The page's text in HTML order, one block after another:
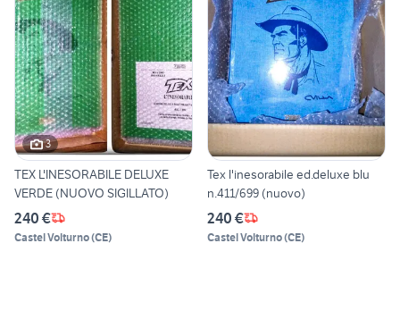
3
TEX L'INESORABILE DELUXE
VERDE (NUOVO SIGILLATO)
240 €
Castel Volturno(CE)
Tex l'inesorabile ed.deluxe blu
n.411/699 (nuovo)
240 €
Castel Volturno(CE)